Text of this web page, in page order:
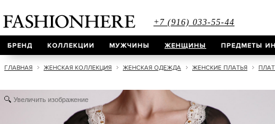
+7 (916) 033-55-44
БРЕНД КОЛЛЕКЦИИ МУЖЧИНЫ ЖЕНЩИНЫ ПРЕДМЕТЫ
ГЛАВНАЯ ЖЕНСКАЯ КОЛЛЕКЦИЯ ЖЕНСКАЯ ОДЕЖДА ЖЕНСКИЕ ПЛАТЬЯ
Увеличить изображение